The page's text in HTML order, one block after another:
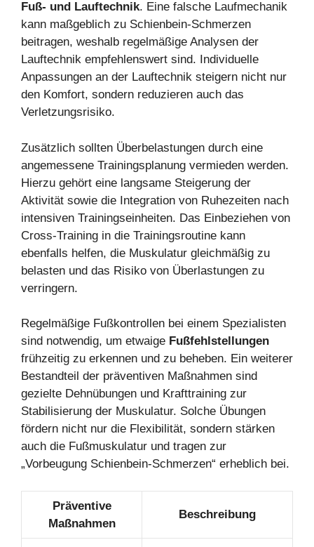
Fuß- und Lauftechnik. Eine falsche Laufmechanik
kann maßgeblich zu Schienbein-Schmerzen
beitragen, weshalb regelmäßige Analysen der
Lauftechnik empfehlenswert sind. Individuelle
Anpassungen an der Lauftechnik steigern nicht nur
den Komfort, sondern reduzieren auch das
Verletzungsrisiko.
Zusätzlich sollten Überbelastungen durch eine
angemessene Trainingsplanung vermieden werden.
Hierzu gehört eine langsame Steigerung der
Aktivität sowie die Integration von Ruhezeiten nach
intensiven Trainingseinheiten. Das Einbeziehen von
Cross-Training in die Trainingsroutine kann
ebenfalls helfen, die Muskulatur gleichmäßig zu
belasten und das Risiko von Überlastungen zu
verringern.
Regelmäßige Fußkontrollen bei einem Spezialisten
sind notwendig, um etwaige Fußfehlstellungen
frühzeitig zu erkennen und zu beheben. Ein weiterer
Bestandteil der präventiven Maßnahmen sind
gezielte Dehnübungen und Krafttraining zur
Stabilisierung der Muskulatur. Solche Übungen
fördern nicht nur die Flexibilität, sondern stärken
auch die Fußmuskulatur und tragen zur
„Vorbeugung Schienbein-Schmerzen“ erheblich bei.
Präventive
Maßnahmen
Beschreibung